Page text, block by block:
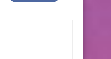
Facebook